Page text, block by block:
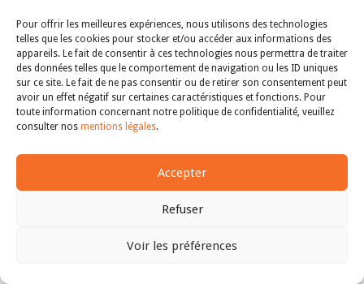
Pour offrir les meilleures expériences, nous utilisons des technologies
telles que les cookies pour stocker et/ou accéder aux informations des
appareils. Le fait de consentir à ces technologies nous permettra de traiter
des données telles que le comportement de navigation ou les ID uniques
sur ce site. Le fait de ne pas consentir ou de retirer son consentement peut
avoir un effet négatif sur certaines caractéristiques et fonctions. Pour
toute information concernant notre politique de confidentialité, veuillez
consulter nos mentions légales.
Accepter
Refuser
Voir les préférences
[31]Cour EDH [GC],Centre de ressources juridiques au
nom de Valentin Câmpeanu c. Roumanie, no47848/08,
17 juillet 2024, §141.
[32]Cour EDH, Aerts c. Belgique, no61/1997/845/1051,
30 juillet 1998.
Keenan c. Royaume Uni
avril 2001.
Parascineti c. Roumanie
Keenan c. Royaume Uni